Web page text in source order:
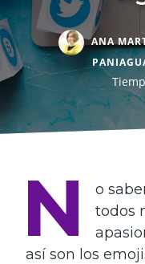
ANA
N
o
todos
así son los